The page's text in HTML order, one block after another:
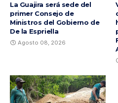
La Guajira será sede del
primer Consejo de
Ministros del Gobierno de
De la Espriella
Agosto 08, 2026